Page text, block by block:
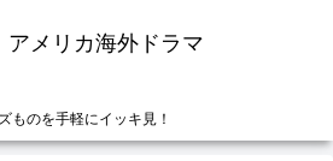
アメリカ海外ドラマ
ものを手軽にイッキ見！